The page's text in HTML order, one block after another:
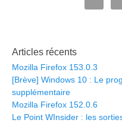
Articles récents
Mozilla Firefox 153.0.3
[Brève] Windows 10 : Le
supplémentaire
Mozilla Firefox 152.0.6
Le Point WInsider : les